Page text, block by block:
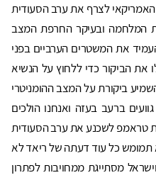
לצרף את ערב הסעודית
המלחמה ובעיקר החרפת המצב
את המשטרים הערביים בפני
את הביקור כדי ללחוץ על הנשיא
ביקורת על המצב ההומניטרי
ברעב בעזה ואנחנו הולכים
טראמפ לשכנע את ערב הסעודית
כל עוד דעתה של ריאד לא
מסתייגת ממחויבות לפתרון